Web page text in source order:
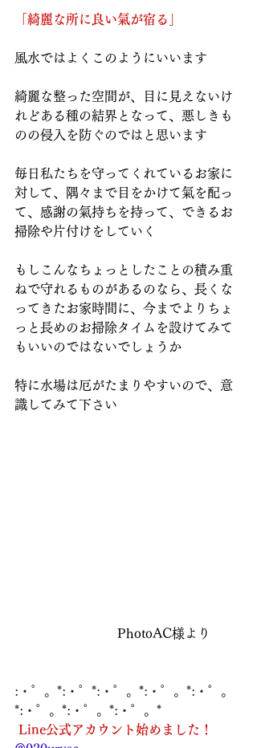
「綺麗な所に良い氣が宿る」
風水ではよくこのようにいいます
綺麗な整った空間が、目に見えないけ
れどある種の結界となって、悪しきも
のの侵入を防ぐのではと思います
毎日私たちを守ってくれているお家に
対して、隅々まで目をかけて氣を配っ
て、感謝の氣持ちを持って、できるお
掃除や片付けをしていく
もしこんなちょっとしたことの積み重
ねで守れるものがあるのなら、長くな
ってきたお家時間に、今までよりちょ
っと長めのお掃除タイムを設けてみて
もいいのではないでしょうか
特に水場は厄がたまりやすいので、意
識してみて下さい
PhotoAC様より
:・゜。*:・゜*:・゜。*:・゜。*:・゜。
*:・゜。*:・゜。*:・゜。*
Line公式アカウント始めました！